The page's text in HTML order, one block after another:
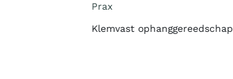
Prax
Klemvast ophanggereedschap